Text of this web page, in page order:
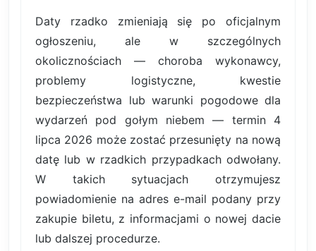
Daty rzadko zmieniają się po oficjalnym
ogłoszeniu, ale w szczególnych
okolicznościach — choroba wykonawcy,
problemy logistyczne, kwestie
bezpieczeństwa lub warunki pogodowe dla
wydarzeń pod gołym niebem — termin 4
lipca 2026 może zostać przesunięty na nową
datę lub w rzadkich przypadkach odwołany.
W takich sytuacjach otrzymujesz
powiadomienie na adres e-mail podany przy
zakupie biletu, z informacjami o nowej dacie
lub dalszej procedurze.